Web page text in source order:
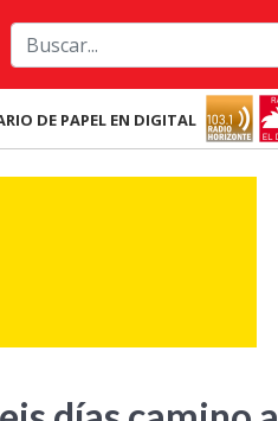
DE PAPEL EN DIGITAL